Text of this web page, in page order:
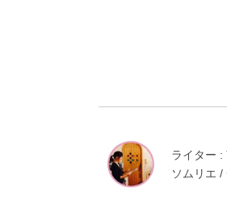
ライター :
ソムリエ